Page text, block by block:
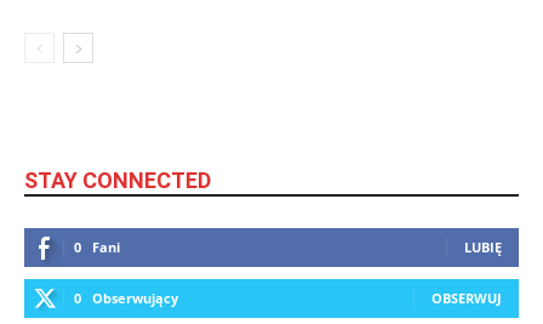
STAY CONNECTED
0 Fani LUBIĘ
0 Obserwujący OBSERWUJ